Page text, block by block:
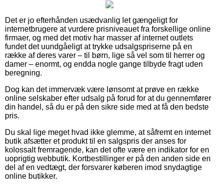
Det er jo efterhånden usædvanlig let gængeligt for
internetbrugere at vurdere prisniveauet fra forskellige online
firmaer, og med det motiv har masser af internet outlets
fundet det uundgåeligt at trykke udsalgspriserne på en
række af deres varer – til børn, lige så vel som til herrer og
damer – enormt, og endda nogle gange tilbyde fragt uden
beregning.
Dog kan det immervæk være lønsomt at prøve en række
online selskaber efter udsalg på forud for at du gennemfører
din handel, så du er på den sikre side med at få den bedste
pris.
Du skal lige meget hvad ikke glemme, at såfremt en internet
butik afsætter et produkt til en salgspris der anses for
kolossalt fremragende, kan det ofte være en indikator for en
uoprigtig webbutik. Kortbestillinger er på den anden side en
del af en vedtægt, der forsvarer køberen imod snydagtige
online butikker.